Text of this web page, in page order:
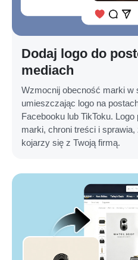
Dodaj logo do
mediach
Wzmocnij obecność marki w
umieszczając logo na
Facebooku lub TikToku.
marki, chroni treści i
kojarzy się z Twoją firmą.